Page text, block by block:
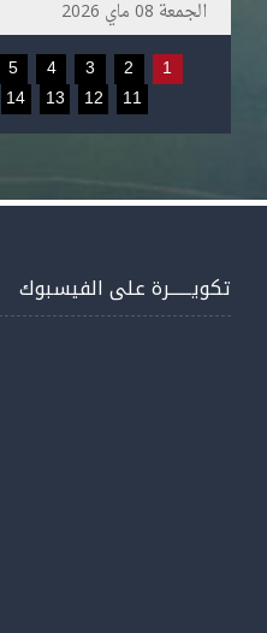
الجمعة 08 ماي 2026
1
2
3
4
5
11
12
13
14
تكويــــــرة على الفيسبوك